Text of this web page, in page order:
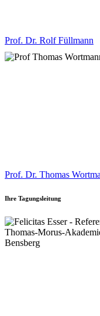
Prof. Dr. Rolf Füllmann
Prof. Dr. Thomas
Ihre Tagungsleitung